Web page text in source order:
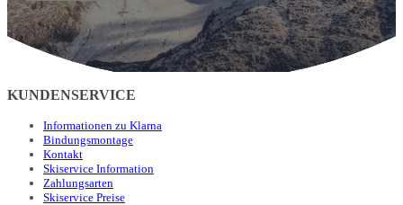
KUNDENSERVICE
Informationen zu Klarna
Bindungsmontage
Kontakt
Skiservice Information
Zahlungsarten
Skiservice Preise